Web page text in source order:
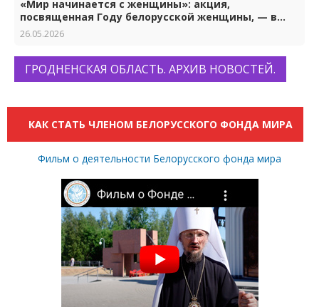
«Мир начинается с женщины»: акция,
посвященная Году белорусской женщины, — в
Гродно
26.05.2026
ГРОДНЕНСКАЯ ОБЛАСТЬ. АРХИВ НОВОСТЕЙ.
КАК СТАТЬ ЧЛЕНОМ БЕЛОРУССКОГО ФОНДА МИРА
Фильм о деятельности Белорусского фонда мира